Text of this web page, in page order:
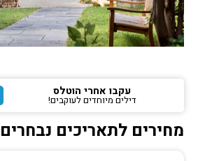
עקבו אחרי הוטלס
דילים מיוחדים לעוקבים!
מחירים לתאריכים נבחרים